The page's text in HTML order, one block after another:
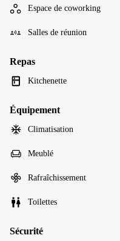
Espace de coworking
Salles de réunion
Repas
Kitchenette
Équipement
Climatisation
Meublé
Rafraîchissement
Toilettes
Sécurité